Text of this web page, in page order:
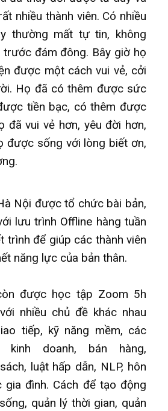
nhiều thành viên. Có nhiều
thường mất tự tin, không
trước đám đông. Bây giờ họ
được một cách vui vẻ, cởi
Họ đã có thêm được sức
tiền bạc, có thêm được
đã vui vẻ hơn, yêu đời hơn,
được sống với lòng biết ơn,
Nội được tổ chức bài bản,
lưu trình Offline hàng tuần
trình để giúp các thành viên
năng lực của bản thân.
được học tập Zoom 5h
nhiều chủ đề khác nhau
tiếp, kỹ năng mềm, các
doanh, bán hàng,
luật hấp dẫn, NLP, hôn
gia đình. Cách để tạo động
quản lý thời gian, quản